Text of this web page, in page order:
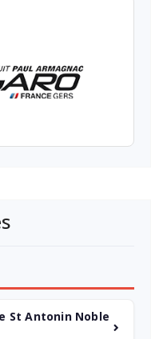
St Antonin Noble